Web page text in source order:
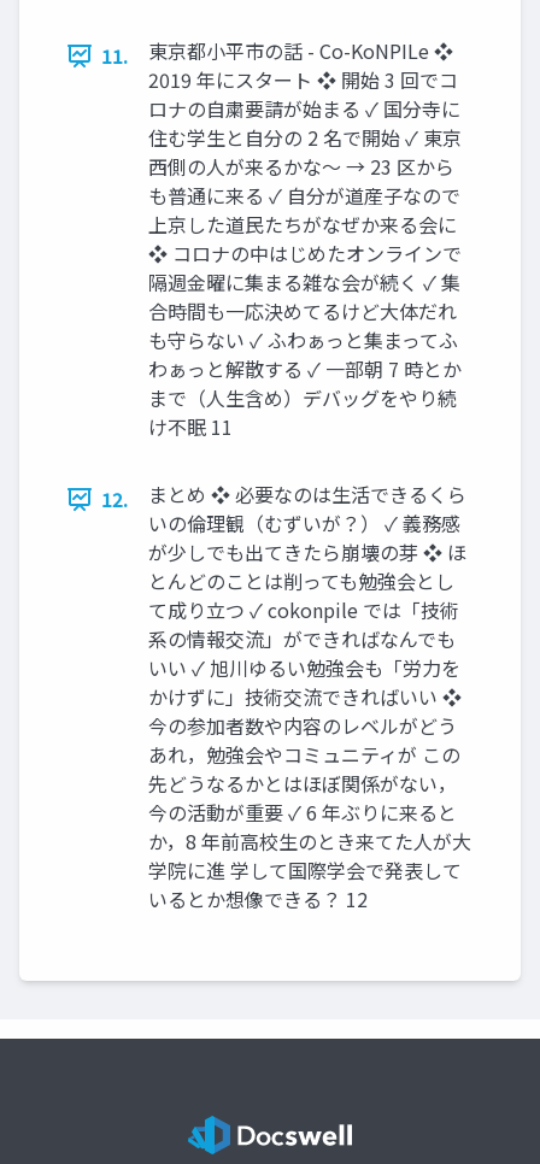
11.
東京都小平市の話 - Co-KoNPILe ❖
2019 年にスタート ❖ 開始 3 回でコ
ロナの自粛要請が始まる ✓ 国分寺に
住む学生と自分の 2 名で開始 ✓ 東京
西側の人が来るかな〜 → 23 区から
も普通に来る ✓ 自分が道産子なので
上京した道民たちがなぜか来る会に
❖ コロナの中はじめたオンラインで
隔週金曜に集まる雑な会が続く ✓ 集
合時間も一応決めてるけど大体だれ
も守らない ✓ ふわぁっと集まってふ
わぁっと解散する ✓ 一部朝 7 時とか
まで（人生含め）デバッグをやり続
け不眠 11
12.
まとめ ❖ 必要なのは生活できるくら
いの倫理観（むずいが？） ✓ 義務感
が少しでも出てきたら崩壊の芽 ❖ ほ
とんどのことは削っても勉強会とし
て成り立つ ✓ cokonpile では「技術
系の情報交流」ができればなんでも
いい ✓ 旭川ゆるい勉強会も「労力を
かけずに」技術交流できればいい ❖
今の参加者数や内容のレベルがどう
あれ，勉強会やコミュニティが この
先どうなるかとはほぼ関係がない，
今の活動が重要 ✓ 6 年ぶりに来ると
か，8 年前高校生のとき来てた人が大
学院に進 学して国際学会で発表して
いるとか想像できる？ 12